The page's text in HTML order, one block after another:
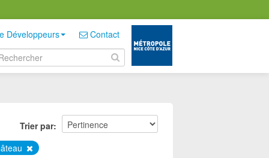
Développeurs Contact
Trier par